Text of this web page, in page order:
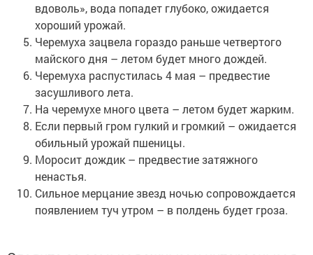
вдоволь», вода попадет глубоко, ожидается
хороший урожай.
Черемуха зацвела гораздо раньше четвертого
майского дня – летом будет много дождей.
Черемуха распустилась 4 мая – предвестие
засушливого лета.
На черемухе много цвета – летом будет жарким.
Если первый гром гулкий и громкий – ожидается
обильный урожай пшеницы.
Моросит дождик – предвестие затяжного
ненастья.
Сильное мерцание звезд ночью сопровождается
появлением туч утром – в полдень будет гроза.